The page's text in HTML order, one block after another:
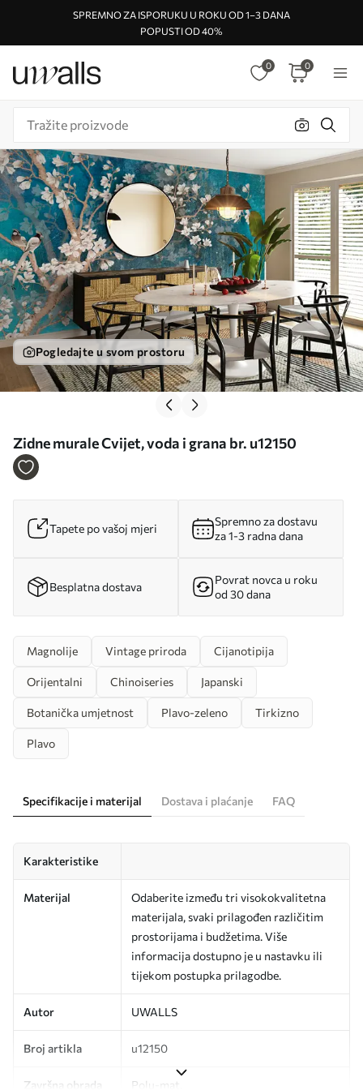
SPREMNO ZA ISPORUKU U ROKU OD 1–3 DANA
POPUSTI OD 40%
0 0
Pogledajte u svom prostoru
Zidne murale Cvijet, voda i grana br. u12150
Tapete po vašoj mjeri
Spremno za dostavu
za 1-3 radna dana
Besplatna dostava
Povrat novca u roku
od 30 dana
Magnolije Vintage priroda Cijanotipija
Orijentalni Chinoiseries Japanski
Botanička umjetnost Plavo-zeleno Tirkizno
Plavo
Specifikacije i materijal Dostava i plaćanje FAQ
Karakteristike
Materijal
Odaberite između tri visokokvalitetna
materijala, svaki prilagođen različitim
prostorijama i budžetima. Više
informacija dostupno je u nastavku ili
tijekom postupka prilagodbe.
Autor UWALLS
Broj artikla u12150
Završna obrada Polu-mat.